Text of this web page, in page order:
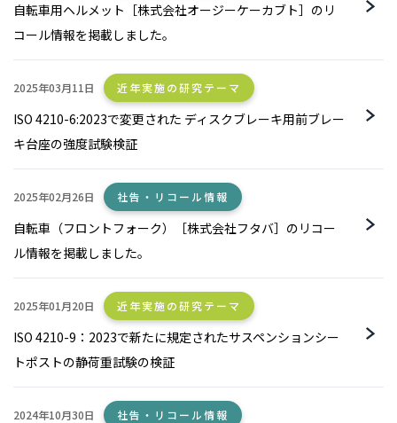
自転車用ヘルメット［株式会社オージーケーカブト］のリ
コール情報を掲載しました。
2025年03月11日 近年実施の研究テーマ
ISO 4210-6:2023で変更された ディスクブレーキ用前ブレー
キ台座の強度試験検証
2025年02月26日 社告・リコール情報
自転車（フロントフォーク）［株式会社フタバ］のリコー
ル情報を掲載しました。
2025年01月20日 近年実施の研究テーマ
ISO 4210-9：2023で新たに規定されたサスペンションシー
トポストの静荷重試験の検証
2024年10月30日 社告・リコール情報